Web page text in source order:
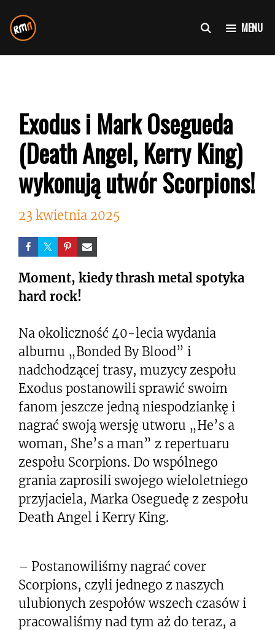
do
treści
MENU
Exodus i Mark Osegueda
(Death Angel, Kerry King)
wykonują utwór Scorpions!
23 kwietnia 2025
Moment, kiedy thrash metal spotyka
hard rock!
Na okoliczność 40-lecia wydania
albumu „Bonded By Blood” i
nadchodzącej trasy, muzycy zespołu
Exodus postanowili sprawić swoim
fanom jeszcze jedną niespodziankę i
nagrać swoją wersję utworu „He’s a
woman, She’s a man” z repertuaru
zespołu Scorpions. Do wspólnego
grania zaprosili swojego wieloletniego
przyjaciela, Marka Oseguedę z zespołu
Death Angel i Kerry King.
– Postanowiliśmy nagrać cover
Scorpions, czyli jednego z naszych
ulubionych zespołów wszech czasów i
pracowaliśmy nad tym aż do teraz, a